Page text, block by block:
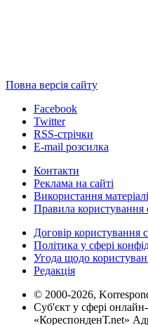
Повна версія сайту
Facebook
Twitter
RSS-стрічки
E-mail розсилка
Контакти
Реклама на сайті
Використання
Правила користування
Договір користування
Політика у сфері
Угода щодо
Редакція
© 2000-2026,
Суб'єкт у сфері
«КореспонденТ.net»